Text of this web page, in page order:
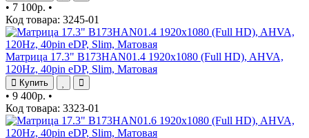
• 7 100р. •
Код товара: 3245-01
Матрица 17.3" B173HAN01.4 1920x1080 (Full HD), AHVA,
120Hz, 40pin eDP, Slim, Матовая
Купить
• 9 400р. •
Код товара: 3323-01